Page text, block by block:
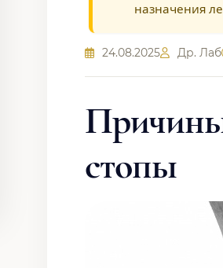
назначения
24.08.2025 Др. Лаб
Причины
стопы